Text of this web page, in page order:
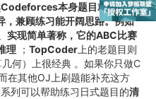
本身题目就很丰
，兼顾练习能开阔思路。例如
现简单著称，它的ABC比赛
理 ； TopCoder 上的老题目则
何）上很经典 。如果你只做C
在其他OJ上刷题能补充这方
列可以帮助练习日式题目的清